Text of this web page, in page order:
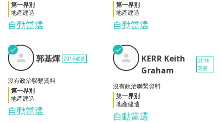
自動當選
第一界別
地產建造
自動當選
第一界別
地產建造
郭基
煇
✓
自動當選
郭基煇 2016選委
沒有政治聯繫資料
第一界別
地產建造
KERR
Keith
Graham
✓
自動當選
KERR Keith
Graham
2016
選委
沒有政治聯繫資料
第一界別
地產建造